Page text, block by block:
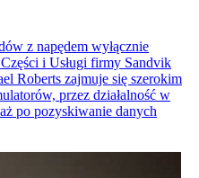
z napędem wyłącznie
i Usługi firmy Sandvik
Roberts zajmuje się szerokim
przez działalność w
po pozyskiwanie danych